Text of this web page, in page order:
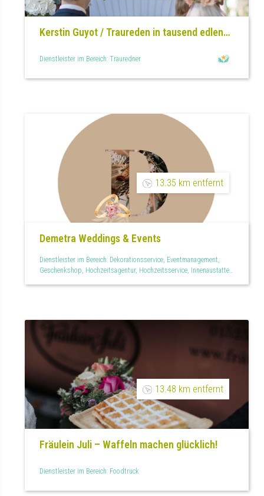
Kerstin Guyot / Traureden in tausend edlen
Dienstleister im Bereich: Trauredner
13.35 km entfernt
Demetra Weddings & Events
Dienstleister im Bereich: Dekorationsservice, Eventmanagement,
Geschenkshop, Hochzeitsagentur, Hochzeitsservice, Innenaustatter,
13.48 km entfernt
Fräulein Juli – Waffeln machen glücklich!
Dienstleister im Bereich: Foodtruck